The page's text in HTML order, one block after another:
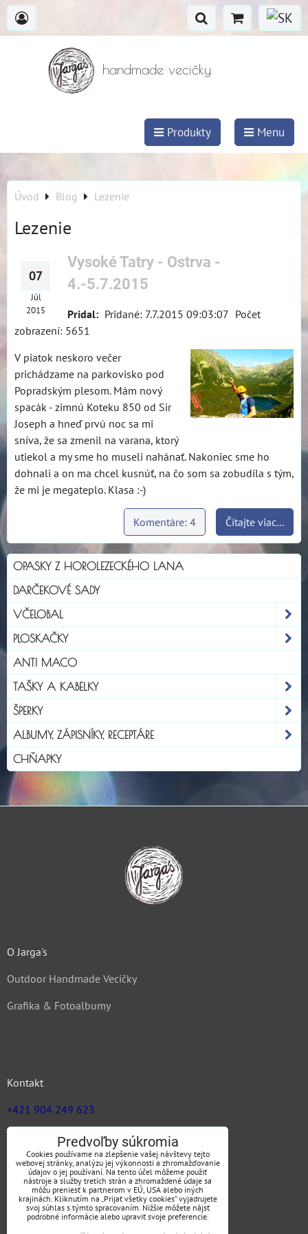
handmade vecičky
Produkty Menu
Úvod Blog Lezenie
Lezenie
07
Júl
2015
Vysoké Tatry - Ostrva -
4.-5.7.2015
Pridal: Pridané: 7.7.2015 09:03:07 Počet
zobrazení: 5651
V piatok neskoro večer
prichádzame na parkovisko pod
Popradským plesom. Mám nový
spacák - zimnú Koteku 850 od Sir
Joseph a hneď prvú noc sa mi
sníva, že sa zmenil na varana, ktorý
utiekol a my sme ho museli nahánať. Nakoniec sme ho
dohnali a on ma chcel kusnúť, na čo som sa zobudila s tým,
že mi je megateplo. Klasa :-)
Čítajte viac...
Komentáre: 4
OPASKY Z HOROLEZECKÉHO LANA
DARČEKOVÉ SADY
VČELOBAL
PLOSKAČKY
ANTI MACO
TAŠKY A KABELKY
ŠPERKY
ALBUMY, ZÁPISNÍKY, RECEPTÁRE
CHŇAPKY
O Jarga's
Outdoor Handmade Vecičky
Grafika & Fotoalbumy
Kontakt
+421 904 249 623
zuz@jargas.sk
Obchodné podmienky
Predvoľby súkromia
Cookies používame na zlepšenie vašej návštevy tejto
webovej stránky, analýzu jej výkonnosti a zhromažďovanie
údajov o jej používaní. Na tento účel môžeme použiť
nástroje a služby tretích strán a zhromaždené údaje sa
môžu preniesť k partnerom v EÚ, USA alebo iných
krajinách. Kliknutím na „Prijať všetky cookies“ vyjadrujete
svoj súhlas s týmto spracovaním. Nižšie môžete nájsť
podrobné informácie alebo upraviť svoje preferencie.